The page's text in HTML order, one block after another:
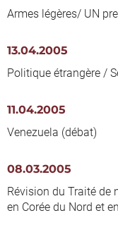
Armes légères/ UN
13.04.2005
Politique étrangère /
11.04.2005
Venezuela (débat)
08.03.2005
Révision du Traité de
en Corée du Nord et